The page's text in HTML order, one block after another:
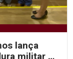
lança
militar no